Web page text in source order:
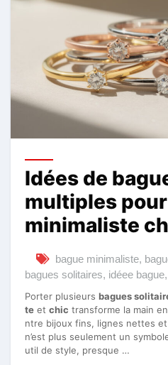
Idées de
multiples
minimaliste
bague minimaliste,
bagues solitaires, idéee bague,
Porter plusieurs bagues
te et chic transforme la main
ntre bijoux fins, lignes nettes
n’est plus seulement un
util de style, presque …